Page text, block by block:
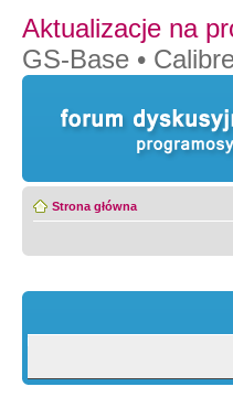
Aktualizacje na
GS-Base •
Strona główna